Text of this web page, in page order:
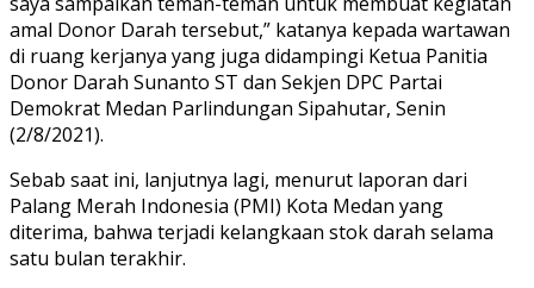
amal Donor Darah tersebut,” katanya kepada wartawan
di ruang kerjanya yang juga didampingi Ketua Panitia
Donor Darah Sunanto ST dan Sekjen DPC Partai
Demokrat Medan Parlindungan Sipahutar, Senin
(2/8/2021).
Sebab saat ini, lanjutnya lagi, menurut laporan dari
Palang Merah Indonesia (PMI) Kota Medan yang
diterima, bahwa terjadi kelangkaan stok darah selama
satu bulan terakhir.